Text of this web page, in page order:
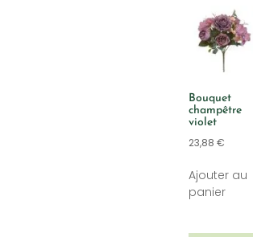
Bouquet
champêtre
violet
23,88 €
Ajouter au
panier